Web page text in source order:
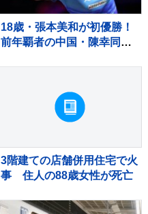
18歳・張本美和が初優勝！
前年覇者の中国・陳幸同に4
3階建ての店舗併用住宅で火
事 住人の88歳女性が死亡